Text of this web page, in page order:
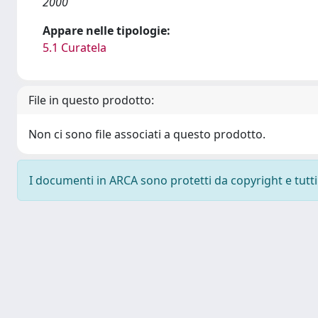
Appare nelle tipologie:
5.1 Curatela
File in questo prodotto:
Non ci sono file associati a questo prodotto.
I documenti in ARCA sono protetti da copyright e